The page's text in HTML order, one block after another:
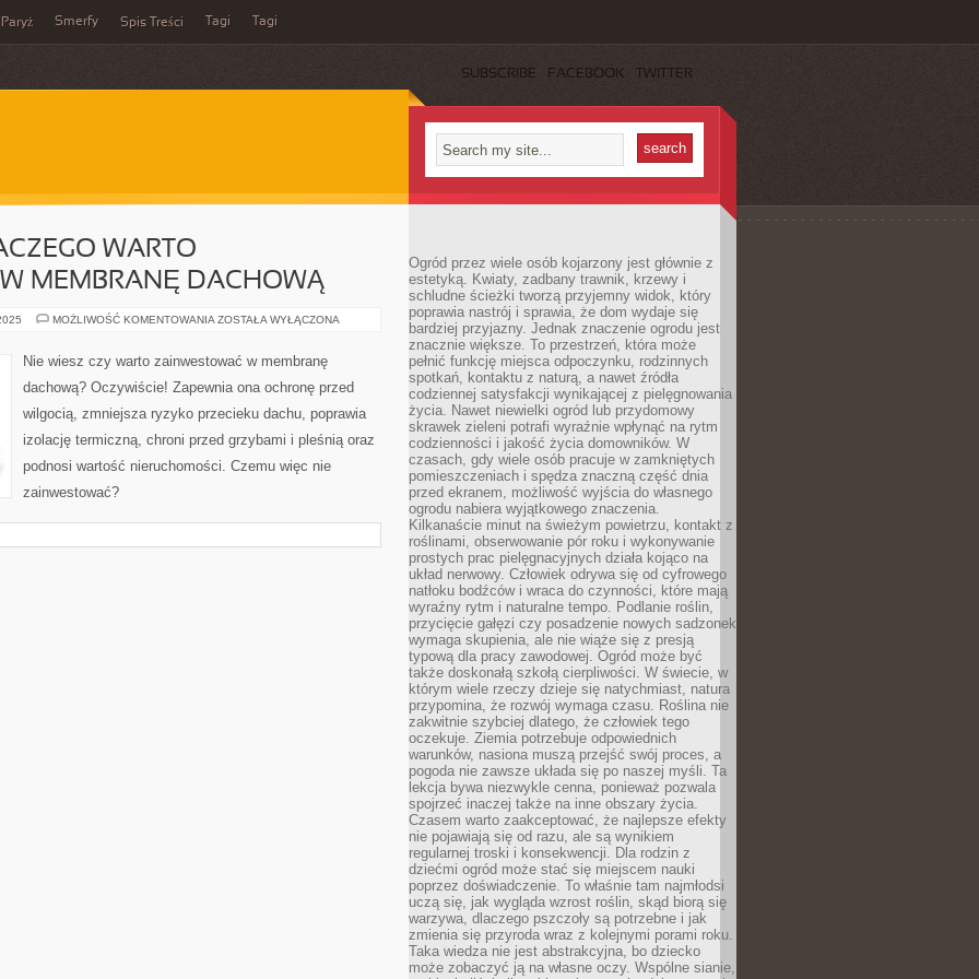
Paryż Smerfy Spis Treści Tagi Tagi
SUBSCRIBE FACEBOOK TWITTER
WARTO
MEMBRANĘ DACHOWĄ
MOŻLIWOŚĆ KOMENTOWANIA 5
WARTO
ZAINWESTOWAĆ
MEMBRANĘ
ZOSTAŁA WYŁĄCZONA
Nie wiesz czy warto zainwestować w membranę
dachową? Oczywiście! Zapewnia ona ochronę przed
wilgocią, zmniejsza ryzyko przecieku dachu, poprawia
izolację termiczną, chroni przed grzybami i pleśnią oraz
podnosi wartość nieruchomości. Czemu więc nie
zainwestować?
Ogród przez wiele osób kojarzony jest głównie z
estetyką. Kwiaty, zadbany trawnik, krzewy i
schludne ścieżki tworzą przyjemny widok, który
poprawia nastrój i sprawia, że dom wydaje się
bardziej przyjazny. Jednak znaczenie ogrodu jest
znacznie większe. To przestrzeń, która może
pełnić funkcję miejsca odpoczynku, rodzinnych
spotkań, kontaktu z naturą, a nawet źródła
codziennej satysfakcji wynikającej z pielęgnowania
życia. Nawet niewielki ogród lub przydomowy
skrawek zieleni potrafi wyraźnie wpłynąć na rytm
codzienności i jakość życia domowników. W
czasach, gdy wiele osób pracuje w zamkniętych
pomieszczeniach i spędza znaczną część dnia
przed ekranem, możliwość wyjścia do własnego
ogrodu nabiera wyjątkowego znaczenia.
Kilkanaście minut na świeżym powietrzu, kontakt z
roślinami, obserwowanie pór roku i wykonywanie
prostych prac pielęgnacyjnych działa kojąco na
układ nerwowy. Człowiek odrywa się od cyfrowego
natłoku bodźców i wraca do czynności, które mają
wyraźny rytm i naturalne tempo. Podlanie roślin,
przycięcie gałęzi czy posadzenie nowych sadzonek
wymaga skupienia, ale nie wiąże się z presją
typową dla pracy zawodowej. Ogród może być
także doskonałą szkołą cierpliwości. W świecie, w
którym wiele rzeczy dzieje się natychmiast, natura
przypomina, że rozwój wymaga czasu. Roślina nie
zakwitnie szybciej dlatego, że człowiek tego
oczekuje. Ziemia potrzebuje odpowiednich
warunków, nasiona muszą przejść swój proces, a
pogoda nie zawsze układa się po naszej myśli. Ta
lekcja bywa niezwykle cenna, ponieważ pozwala
spojrzeć inaczej także na inne obszary życia.
Czasem warto zaakceptować, że najlepsze efekty
nie pojawiają się od razu, ale są wynikiem
regularnej troski i konsekwencji. Dla rodzin z
dziećmi ogród może stać się miejscem nauki
poprzez doświadczenie. To właśnie tam najmłodsi
uczą się, jak wygląda wzrost roślin, skąd biorą się
warzywa, dlaczego pszczoły są potrzebne i jak
zmienia się przyroda wraz z kolejnymi porami roku.
Taka wiedza nie jest abstrakcyjna, bo dziecko
może zobaczyć ją na własne oczy. Wspólne sianie,